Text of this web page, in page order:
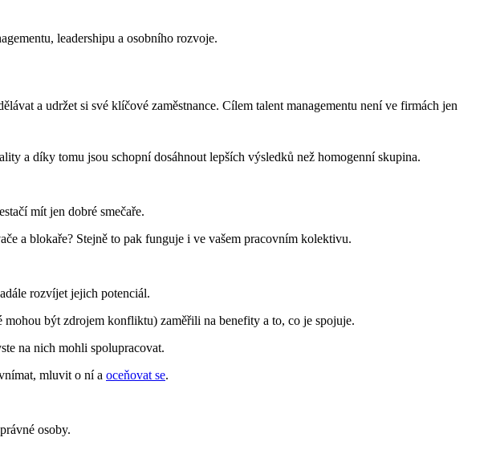
leadershipu a osobního rozvoje.
a udržet si své klíčové zaměstnance. Cílem talent managementu není ve firmách jen
a díky tomu jsou schopní dosáhnout lepších výsledků než homogenní skupina.
mít jen dobré smečaře.
a blokaře? Stejně to pak funguje i ve vašem pracovním kolektivu.
rozvíjet jejich potenciál.
být zdrojem konfliktu) zaměřili na benefity a to, co je spojuje.
na nich mohli spolupracovat.
mluvit o ní a oceňovat se.
osoby.